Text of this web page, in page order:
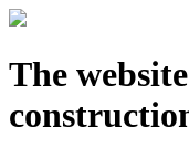
The